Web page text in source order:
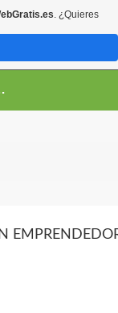
. ¿Quieres